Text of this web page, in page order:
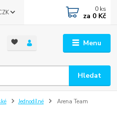
Menu
Hledat
0 ks
za 0 Kč
Jednodílné
Arena Team